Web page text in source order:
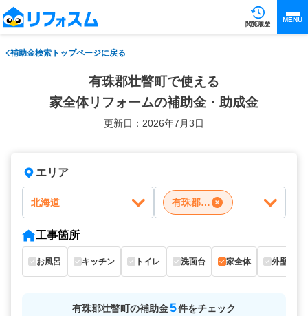
閲覧履歴
MENU
補助金検索トップページに戻る
有珠郡壮瞥町で使える
家全体リフォームの補助金・助成金
更新日：2026年7月3日
エリア
北海道 有珠郡壮瞥町
工事箇所
お風呂 キッチン トイレ 洗面台 家全体 外壁
有珠郡壮瞥町の補助金5件をチェック